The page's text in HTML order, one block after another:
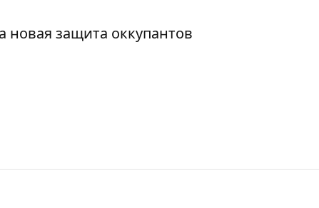
защита оккупантов